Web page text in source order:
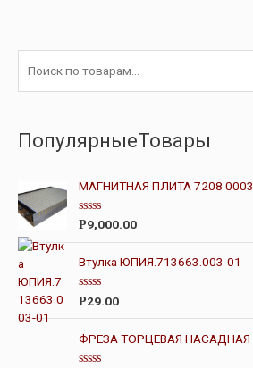
ПопулярныеТовары
МАГНИТНАЯ ПЛИТА 7208 0003
О
е
н
к
а
и
з
Р9,000.00
Втулка ЮПИЯ.713663.003-01
О
е
н
к
а
Р29.00
ФРЕЗА ТОРЦЕВАЯ НАСАДНАЯ